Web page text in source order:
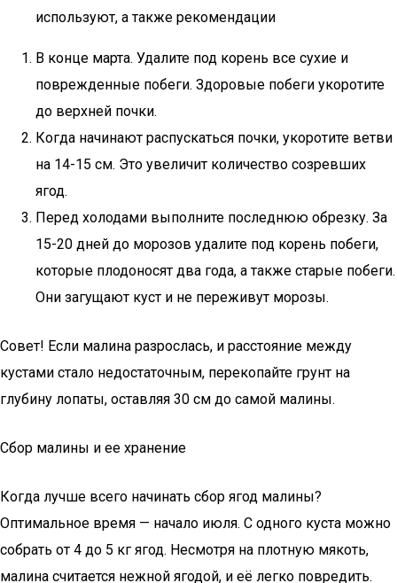
используют, а также рекомендации
В конце марта. Удалите под корень все сухие и
поврежденные побеги. Здоровые побеги укоротите
до верхней почки.
Когда начинают распускаться почки, укоротите ветви
на 14-15 см. Это увеличит количество созревших
ягод.
Перед холодами выполните последнюю обрезку. За
15-20 дней до морозов удалите под корень побеги,
которые плодоносят два года, а также старые побеги.
Они загущают куст и не переживут морозы.
Совет! Если малина разрослась, и расстояние между
кустами стало недостаточным, перекопайте грунт на
глубину лопаты, оставляя 30 см до самой малины.
Сбор малины и ее хранение
Когда лучше всего начинать сбор ягод малины?
Оптимальное время — начало июля. С одного куста можно
собрать от 4 до 5 кг ягод. Несмотря на плотную мякоть,
малина считается нежной ягодой, и её легко повредить.